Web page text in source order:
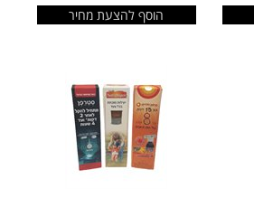
הוסף להצעת מחיר